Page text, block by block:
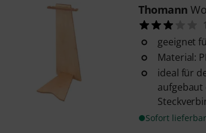
Thomann
1
geeignet
Material:
ideal für
Sofort lieferbar